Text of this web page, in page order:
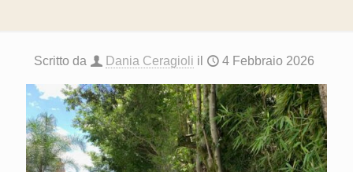
Scritto da Dania Ceragioli il 4 Febbraio 2026